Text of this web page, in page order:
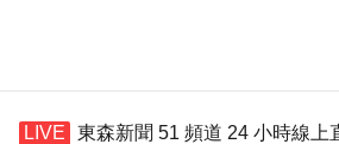
東森新聞 51 頻道 24 小時線上